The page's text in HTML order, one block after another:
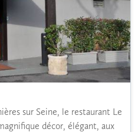
sur Seine, le restaurant Le
décor, élégant, aux